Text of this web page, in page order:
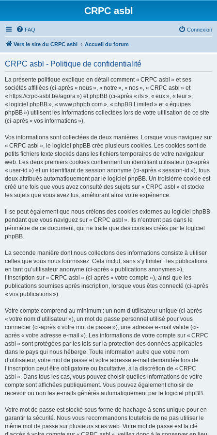
CRPC asbl
FAQ Connexion
Vers le site du CRPC asbl Accueil du forum
CRPC asbl - Politique de confidentialité
La présente politique explique en détail comment « CRPC asbl » et ses
sociétés affiliées (ci-après « nous », « notre », « nos », « CRPC asbl » et
« https://crpc-asbl.be/agora ») et phpBB (ci-après « ils », « eux », « leur »,
« logiciel phpBB », « www.phpbb.com », « phpBB Limited » et « équipes
phpBB ») utilisent les informations collectées lors de votre utilisation de ce site
(ci-après « vos informations »).
Vos informations sont collectées de deux manières. Lorsque vous naviguez sur
« CRPC asbl », le logiciel phpBB crée plusieurs cookies. Les cookies sont de
petits fichiers texte stockés dans les fichiers temporaires de votre navigateur
web. Les deux premiers cookies contiennent un identifiant utilisateur (ci-après
« user-id ») et un identifiant de session anonyme (ci-après « session-id »), tous
deux attribués automatiquement par le logiciel phpBB. Un troisième cookie est
créé une fois que vous avez consulté des sujets sur « CRPC asbl » et stocke
les sujets que vous avez lus, améliorant ainsi votre expérience.
Il se peut également que nous créions des cookies externes au logiciel phpBB
pendant que vous naviguez sur « CRPC asbl ». Ils n’entrent pas dans le
périmètre de ce document, qui ne traite que des cookies créés par le logiciel
phpBB.
La seconde manière dont nous collectons des informations consiste à utiliser
celles que vous nous fournissez. Cela inclut, sans s’y limiter : les publications
en tant qu’utilisateur anonyme (ci-après « publications anonymes »),
l’inscription sur « CRPC asbl » (ci-après « votre compte »), ainsi que les
publications soumises après inscription, lorsque vous êtes connecté (ci-après
« vos publications »).
Votre compte comprend au minimum : un nom d’utilisateur unique (ci-après
« votre nom d’utilisateur »), un mot de passe personnel utilisé pour vous
connecter (ci-après « votre mot de passe »), une adresse e-mail valide (ci-
après « votre adresse e-mail »). Les informations de votre compte sur « CRPC
asbl » sont protégées par les lois sur la protection des données applicables
dans le pays qui nous héberge. Toute information autre que votre nom
d’utilisateur, votre mot de passe et votre adresse e-mail demandée lors de
l’inscription peut être obligatoire ou facultative, à la discrétion de « CRPC
asbl ». Dans tous les cas, vous pouvez choisir quelles informations de votre
compte sont affichées publiquement. Vous pouvez également choisir de
recevoir ou non les e-mails générés automatiquement par le logiciel phpBB.
Votre mot de passe est stocké sous forme de hachage à sens unique pour en
garantir la sécurité. Nous vous recommandons toutefois de ne pas utiliser le
même mot de passe sur plusieurs sites web. Votre mot de passe est la clé